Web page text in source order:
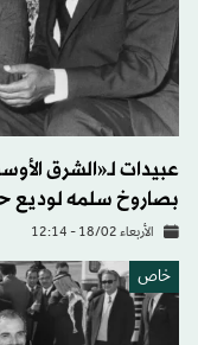
عبيدات لـ«الشرق
بصاروخ سلمه لوديع
الأربعاء 18/02 - 12:14
خاص